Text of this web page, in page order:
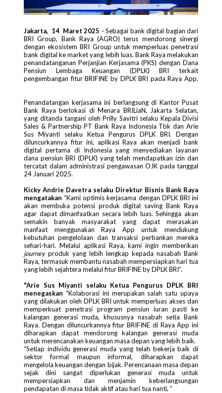
Jakarta, 14 Maret 2025 -Sebagai bank digital bagian dari
BRI Group, Bank Raya (AGRO) terus mendorong sinergi
dengan ekosistem BRI Group untuk memperluas penetrasi
bank digital ke market yang lebih luas. Bank Raya melakukan
penandatanganan Perjanjian Kerjasama (PKS) dengan Dana
Pensiun Lembaga Keuangan (DPLK) BRI terkait
pengembangan fitur BRIFINE by DPLK BRI pada Raya App.
Penandatangan kerjasama ini berlangsung di Kantor Pusat
Bank Raya berlokasi di Menara BRILiaN, Jakarta Selatan,
yang ditanda tangani oleh Prilly Savitri selaku Kepala Divisi
Sales & Partnership PT Bank Raya Indonesia Tbk dan Arie
Sus Miyanti selaku Ketua Pengurus DPLK BRI. Dengan
diluncurkannya fitur ini, aplikasi Raya akan menjadi bank
digital pertama di Indonesia yang menyediakan layanan
dana pensiun BRI (DPLK) yang telah mendapatkan izin dan
tercatat dalam administrasi pengawasan OJK pada tanggal
24 Januari 2025.
Kicky Andrie Davetra selaku Direktur Bisnis Bank Raya
mengatakan “Kami optimis kerjasama dengan DPLK BRI ini
akan membuka potensi produk digital saving Bank Raya
agar dapat dimanfaatkan secara lebih luas. Sehingga akan
semakin banyak masyarakat yang dapat merasakan
manfaat menggunakan Raya App untuk mendukung
kebutuhan pengelolaan dan transaksi perbankan mereka
sehari-hari. Melalui aplikasi Raya, kami ingin memberikan
journey produk yang lebih lengkap kepada nasabah Bank
Raya, termasuk membantu nasabah mempersiapkan hari tua
yang lebih sejahtera melalui fitur BRIFINE by DPLK BRI”.
"Arie Sus Miyanti selaku Ketua Pengurus DPLK BRI
menegaskan “Kolaborasi ini merupakan salah satu upaya
yang dilakukan oleh DPLK BRI untuk memperluas akses dan
memperkuat penetrasi program pensiun iuran pasti ke
kalangan generasi muda, khususnya nasabah setia Bank
Raya. Dengan diluncurkannya fitur BRIFINE di Raya App ini
diharapkan dapat mendorong kalangan generasi muda
untuk merencanakan keuangan masa depan yang lebih baik.
“Setiap individu generasi muda yang telah bekerja baik di
sektor formal maupun informal, diharapkan dapat
mengelola keuangan dengan bijak. Perencanaan masa depan
sejak dini sangat diperlukan generasi muda untuk
mempersiapkan dan menjamin keberlangsungan
pendapatan di masa tidak aktif atau hari tua nanti, ”